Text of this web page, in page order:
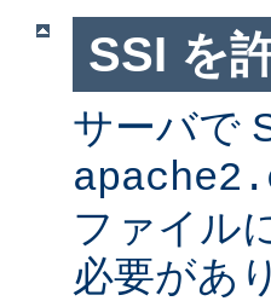
SSI を
サーバで
ファイル
必要があ